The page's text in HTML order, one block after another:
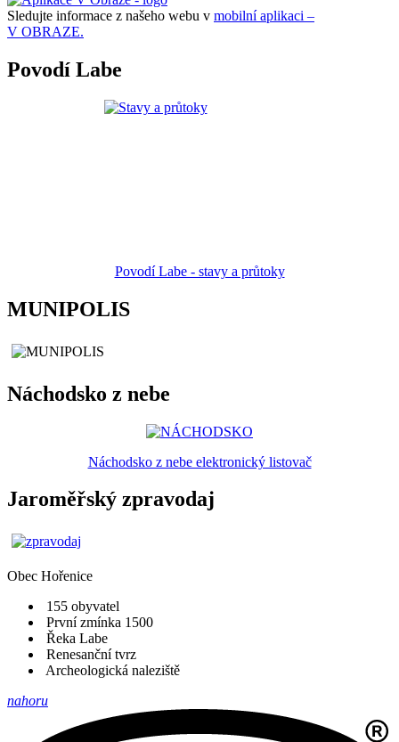
Sledujte informace z našeho webu v mobilní aplikaci –
V OBRAZE.
Povodí Labe
Povodí Labe - stavy a průtoky
MUNIPOLIS
Náchodsko z nebe
Náchodsko z nebe elektronický listovač
Jaroměřský zpravodaj
Obec Hořenice
155 obyvatel
První zmínka 1500
Řeka Labe
Renesanční tvrz
Archeologická naleziště
nahoru